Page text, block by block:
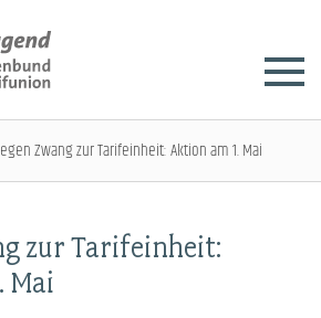
Zwang zur Tarifeinheit: Aktion am 1. Mai
zur Tarifeinheit:
Mai